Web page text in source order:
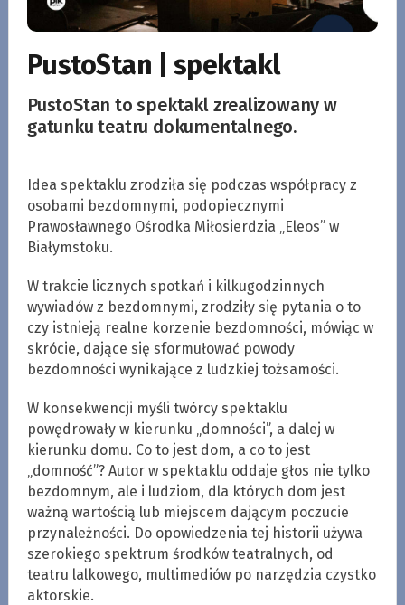
PustoStan | spektakl
PustoStan to spektakl zrealizowany w
gatunku teatru dokumentalnego.
Idea spektaklu zrodziła się podczas współpracy z
osobami bezdomnymi, podopiecznymi
Prawosławnego Ośrodka Miłosierdzia „Eleos” w
Białymstoku.
W trakcie licznych spotkań i kilkugodzinnych
wywiadów z bezdomnymi, zrodziły się pytania o to
czy istnieją realne korzenie bezdomności, mówiąc w
skrócie, dające się sformułować powody
bezdomności wynikające z ludzkiej tożsamości.
W konsekwencji myśli twórcy spektaklu
powędrowały w kierunku „domności”, a dalej w
kierunku domu. Co to jest dom, a co to jest
„domność”? Autor w spektaklu oddaje głos nie tylko
bezdomnym, ale i ludziom, dla których dom jest
ważną wartością lub miejscem dającym poczucie
przynależności. Do opowiedzenia tej historii używa
szerokiego spektrum środków teatralnych, od
teatru lalkowego, multimediów po narzędzia czystko
aktorskie.